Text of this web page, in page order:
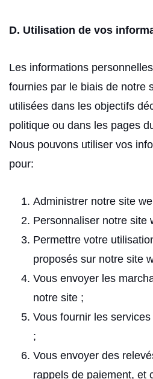
D. Utilisation de vos
Les informations
fournies par le biais de notre
utilisées dans les objectifs
politique ou dans les pages
Nous pouvons utiliser vos
pour:
Administrer notre site
Personnaliser notre site
Permettre votre
proposés sur notre site
Vous envoyer les
notre site ;
Vous fournir les
;
Vous envoyer des
rappels de paiement, et